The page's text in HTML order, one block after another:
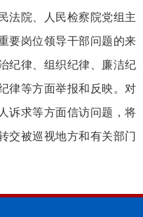
法院、人民检察院党组主
要岗位领导干部问题的来
纪律、组织纪律、廉洁纪
律等方面举报和反映。对
诉求等方面信访问题，将
交被巡视地方和有关部门